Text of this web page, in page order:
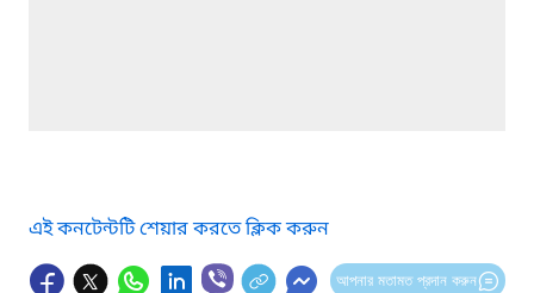
এই কনটেন্টটি শেয়ার করতে ক্লিক করুন
আপনার মতামত প্রদান করুন